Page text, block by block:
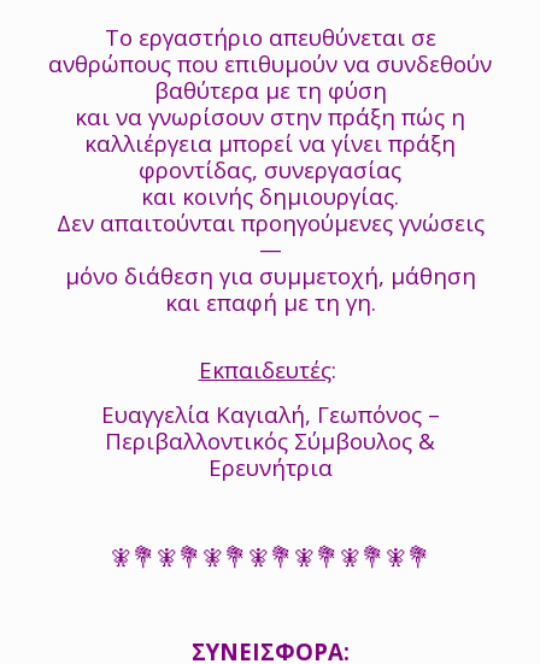
Το εργαστήριο απευθύνεται σε
ανθρώπους που επιθυμούν να συνδεθούν
βαθύτερα με τη φύση
και να γνωρίσουν στην πράξη πώς η
καλλιέργεια μπορεί να γίνει πράξη
φροντίδας, συνεργασίας
και κοινής δημιουργίας.
Δεν απαιτούνται προηγούμενες γνώσεις
—
μόνο διάθεση για συμμετοχή, μάθηση
και επαφή με τη γη.
Εκπαιδευτές:
Ευαγγελία Καγιαλή, Γεωπόνος –
Περιβαλλοντικός Σύμβουλος &
Ερευνήτρια
🧚💐🧚💐🧚💐🧚💐🧚💐🧚💐🧚💐
ΣΥΝΕΙΣΦΟΡΑ: